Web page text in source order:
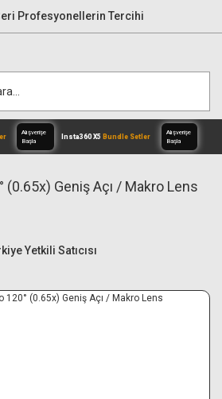
Profesyonellerin Tercihi
III
(0.65x) Geniş Açı / Makro Lens
Yetkili Satıcısı